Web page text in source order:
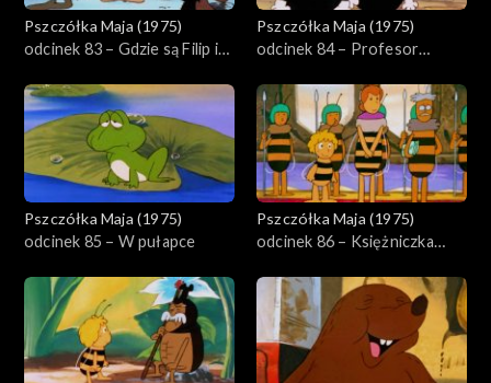
Pszczółka Maja (1975)
odcinek 83 – Gdzie są Filip i
Pszczółka Maja (1975)
odcinek 84 – Profesor
Pszczółka Maja (1975)
odcinek 85 – W pułapce
Pszczółka Maja (1975)
odcinek 86 – Księżniczka